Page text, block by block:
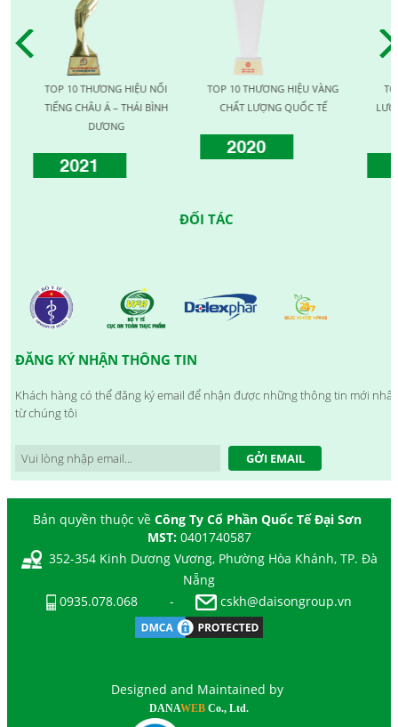
TOP 10 THƯƠNG HIỆU NỔI
TIẾNG CHÂU Á – THÁI BÌNH
DƯƠNG
2021
TOP 10 THƯƠNG HIỆU VÀNG
CHẤT LƯỢNG QUỐC TẾ
2020
TOP
ĐỐI TÁC
ĐĂNG KÝ NHẬN THÔNG TIN
Khách hàng có thể đăng ký email để nhận được những thông tin mới nhất
từ chúng tôi
GỞI EMAIL
Bản quyền thuộc về Công Ty Cổ Phần Quốc Tế Đại Sơn
MST: 0401740587
352-354 Kinh Dương Vương, Phường Hòa Khánh, TP. Đà
Nẵng
0935.078.068
- cskh@daisongroup.vn
Designed and Maintained by
DANAWEB Co., Ltd.